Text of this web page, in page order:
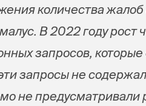
количества
В 2022 году рост
запросов,
запросы не
не предусматривали